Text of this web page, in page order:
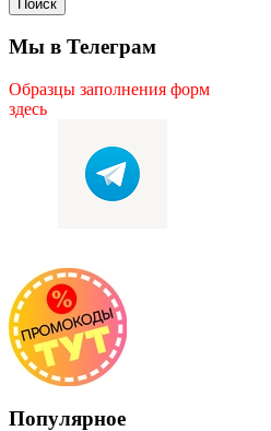
Мы в Телеграм
Образцы заполнения форм
здесь
Популярное